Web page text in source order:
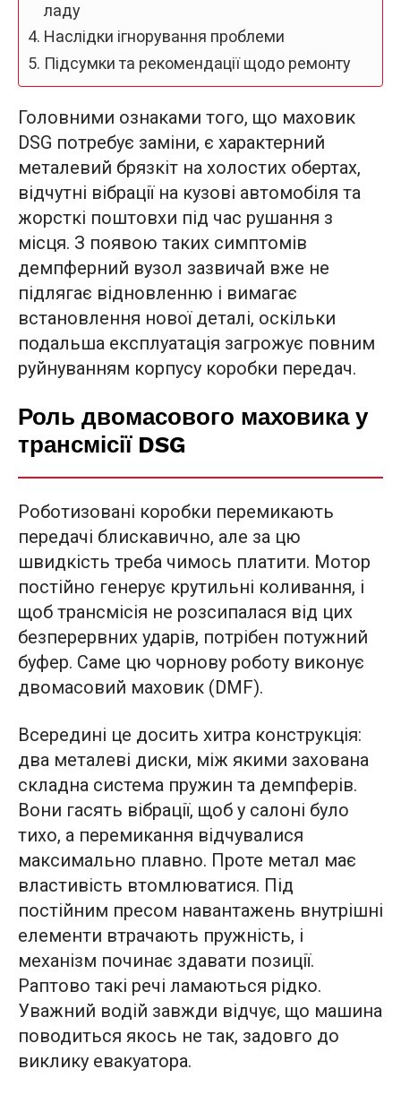
ладу
Наслідки ігнорування проблеми
Підсумки та рекомендації щодо ремонту
Головними ознаками того, що маховик
DSG потребує заміни, є характерний
металевий брязкіт на холостих обертах,
відчутні вібрації на кузові автомобіля та
жорсткі поштовхи під час рушання з
місця. З появою таких симптомів
демпферний вузол зазвичай вже не
підлягає відновленню і вимагає
встановлення нової деталі, оскільки
подальша експлуатація загрожує повним
руйнуванням корпусу коробки передач.
Роль двомасового маховика у
трансмісії DSG
Роботизовані коробки перемикають
передачі блискавично, але за цю
швидкість треба чимось платити. Мотор
постійно генерує крутильні коливання, і
щоб трансмісія не розсипалася від цих
безперервних ударів, потрібен потужний
буфер. Саме цю чорнову роботу виконує
двомасовий маховик (DMF).
Всередині це досить хитра конструкція:
два металеві диски, між якими захована
складна система пружин та демпферів.
Вони гасять вібрації, щоб у салоні було
тихо, а перемикання відчувалися
максимально плавно. Проте метал має
властивість втомлюватися. Під
постійним пресом навантажень внутрішні
елементи втрачають пружність, і
механізм починає здавати позиції.
Раптово такі речі ламаються рідко.
Уважний водій завжди відчує, що машина
поводиться якось не так, задовго до
виклику евакуатора.